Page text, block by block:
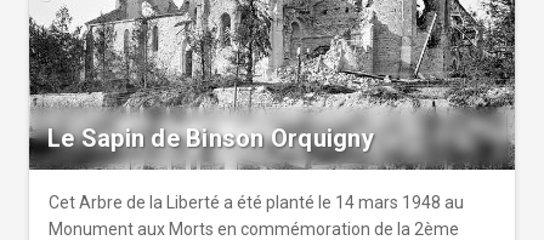
Le Sapin de Binson Orquigny
Cet Arbre de la Liberté a été planté le 14 mars 1948 au
Monument aux Morts en commémoration de la 2ème